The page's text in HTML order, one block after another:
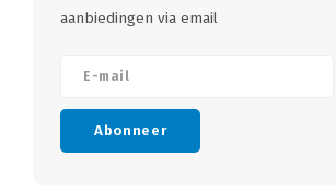
aanbiedingen via email
Abonneer